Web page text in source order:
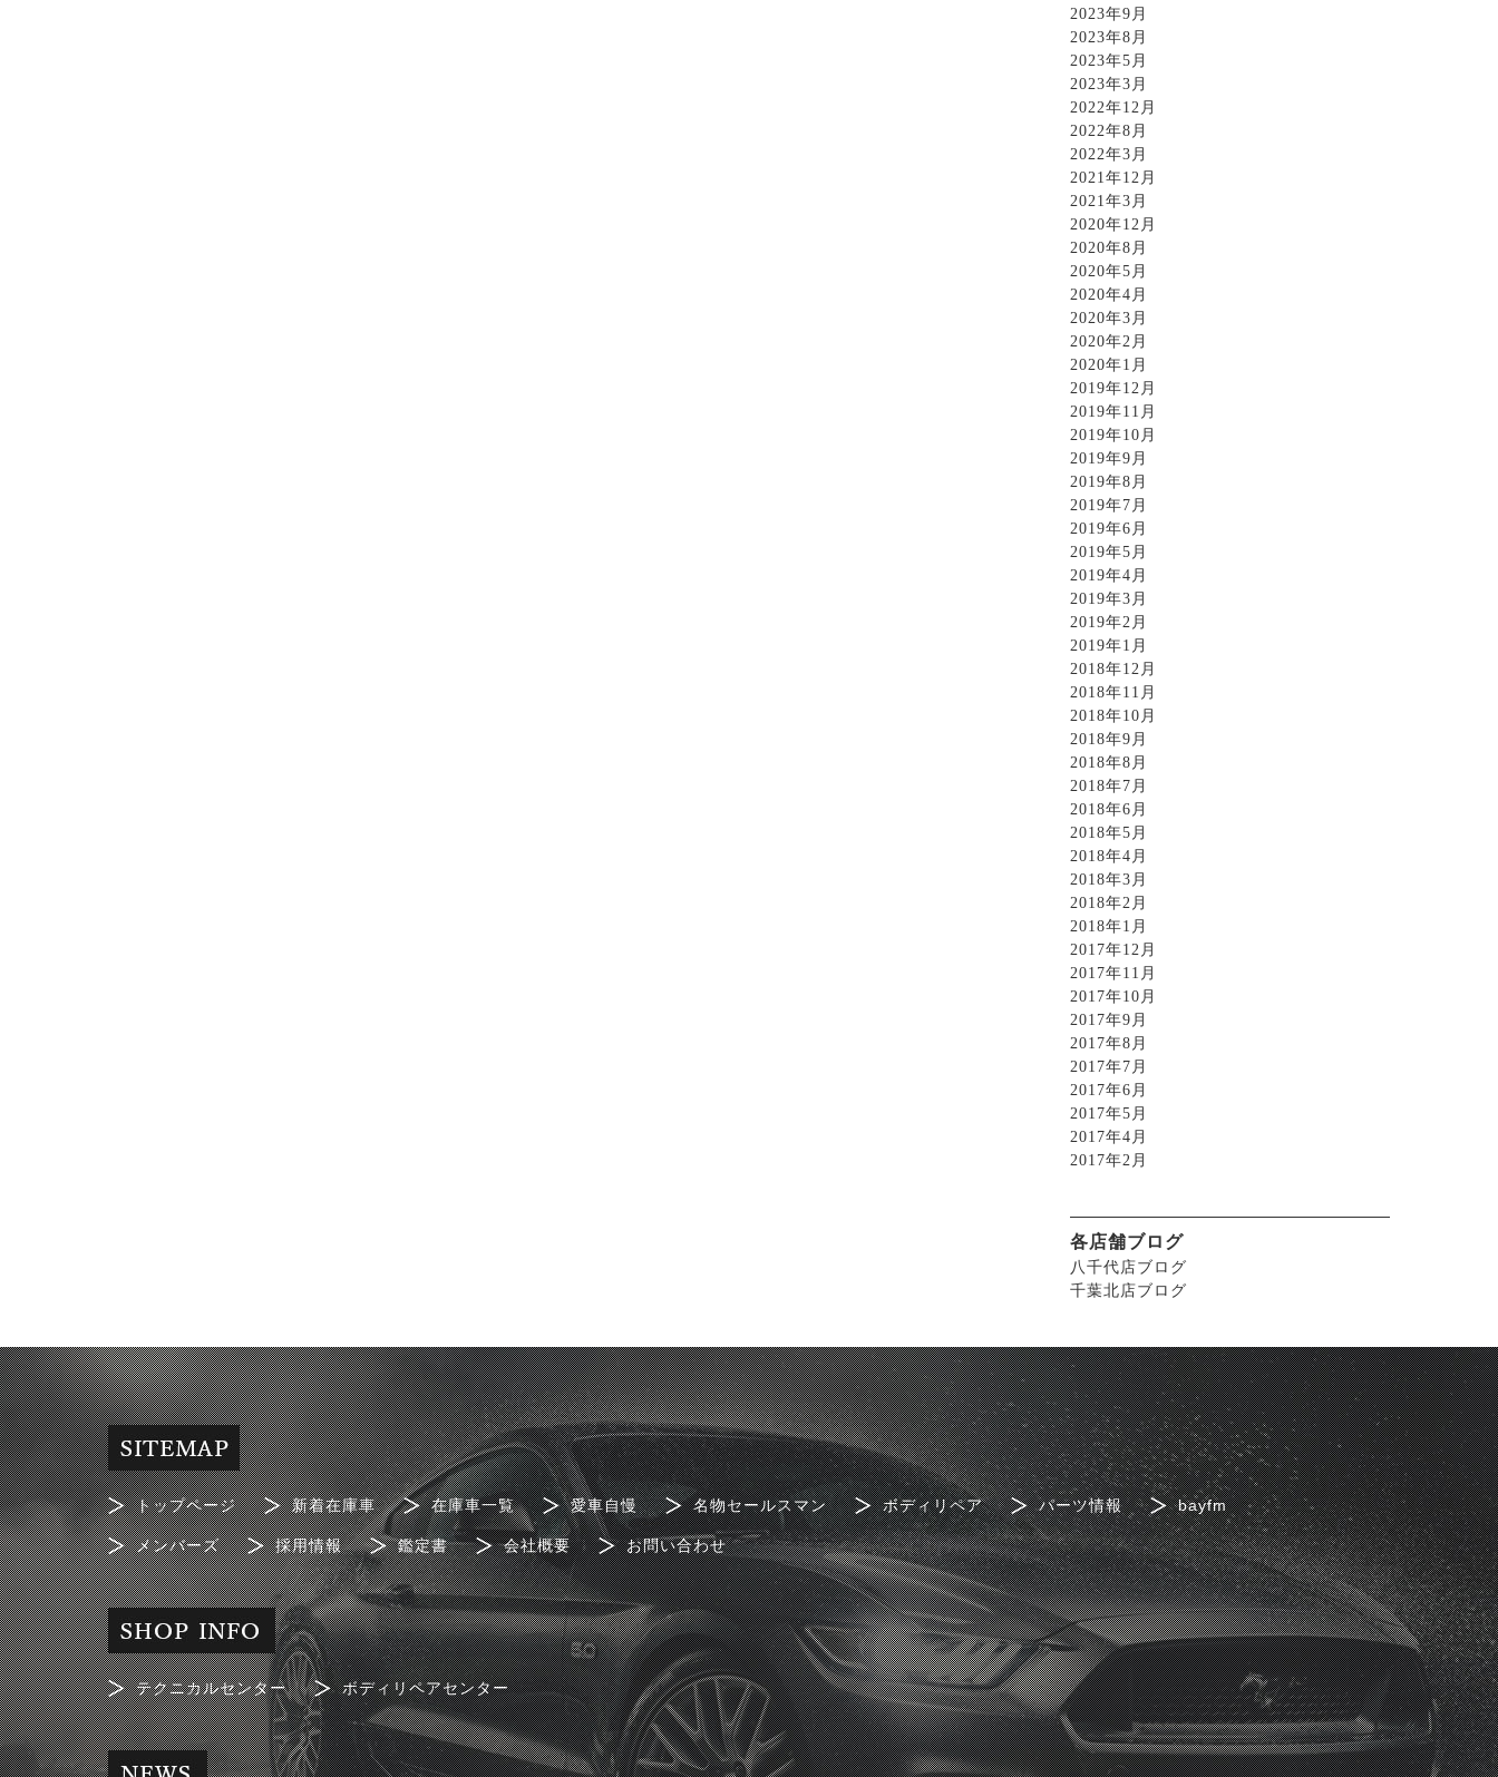
2023年9月
2023年8月
2023年5月
2023年3月
2022年12月
2022年8月
2022年3月
2021年12月
2021年3月
2020年12月
2020年8月
2020年5月
2020年4月
2020年3月
2020年2月
2020年1月
2019年12月
2019年11月
2019年10月
2019年9月
2019年8月
2019年7月
2019年6月
2019年5月
2019年4月
2019年3月
2019年2月
2019年1月
2018年12月
2018年11月
2018年10月
2018年9月
2018年8月
2018年7月
2018年6月
2018年5月
2018年4月
2018年3月
2018年2月
2018年1月
2017年12月
2017年11月
2017年10月
2017年9月
2017年8月
2017年7月
2017年6月
2017年5月
2017年4月
2017年2月
各店舗ブログ
八千代店ブログ
千葉北店ブログ
トップページ 新着在庫車 在庫車一覧 愛車自慢 名物セールスマン ボディリペア パーツ情報 bayfm
メンバーズ 採用情報 鑑定書 会社概要 お問い合わせ
テクニカルセンター ボディリペアセンター